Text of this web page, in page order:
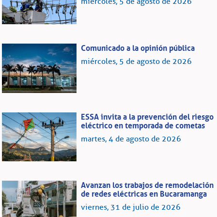
Comunicado a la opinión pública
miércoles, 5 de agosto de 2026
ESSA invita a la prevención del riesgo
eléctrico en temporada de cometas
martes, 4 de agosto de 2026
Avanzan los trabajos de remodelación
de redes eléctricas en Bucaramanga
viernes, 31 de julio de 2026